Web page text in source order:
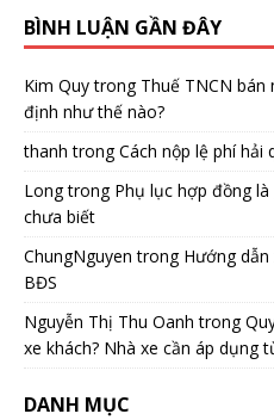
BÌNH LUẬN GẦN ĐÂY
Kim Quytrong Thuế TNCN
định như thế nào?
thanh trongCách nộp lệ phí hải
Longtrong Phụ lục hợp đồng
chưa biết
ChungNguyen trong Hướng
BĐS
Nguyễn Thị Thu Oanh trong
xe khách? Nhà xe cần áp dụng
DANH MỤC